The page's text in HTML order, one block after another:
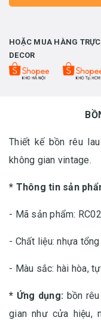
HOẶC MUA HÀNG
DECOR
Thiết kế bồn rêu
không gian vintage.
* Thông tin sản
- Mã sản phẩm:
- Chất liệu: nhựa
- Màu sắc: hài hòa,
* Ứng dụng: bồn
gian như cửa hiệu,